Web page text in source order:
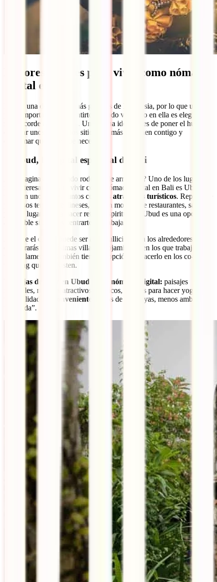
Mejores lugares para vivir como nómada
digital en Bali
Bali es una de las islas más grandes de Indonesia, por lo que una
parte importante para sentirte cómodo viviendo en ella es elegir una
zona acorde a tus gustos. Una buena idea, antes de poner el huevo,
es pasar unos días en los sitios que más resuenen contigo y
confirmar que es lo que necesitas.
1. Ubud, la capital espiritual de Bali
¿Te imaginas trabajando rodeado de arrozales? Uno de los lugares
más interesantes para vivir como nómada digital en Bali es Ubud,
también uno de los puntos con más atractivos turísticos. Repleto de
preciosos templos balineses, con un montón de restaurantes, salas de
yoga y lugares para hacer retiros espirituales, Ubud es una opción
agradable si quieres centrarte en trabajar.
Aunque el centro puede ser algo bullicioso, en los alrededores
encontrarás muchísimas villas y alojamientos en los que trabajar
tranquilamente. También tienes la opción de hacerlo en los co-
working que ya existen.
Ventajas de vivir en Ubud como nómada digital: paisajes
increíbles, muchos atractivos turísticos, lugares para hacer yoga,
tranquilidad /
Inconvenientes:
lejos de las playas, menos ambiente
“nómada”.